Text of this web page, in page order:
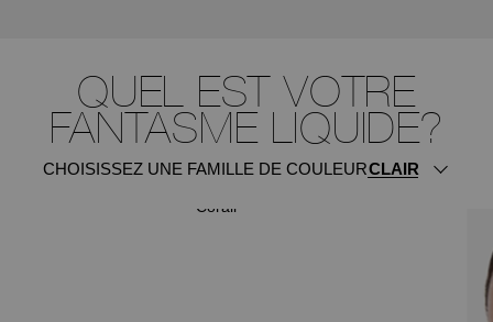
QUEL EST VOTRE
FANTASME LIQUIDE?
CHOISISSEZ UNE FAMILLE DE COULEUR
Corail